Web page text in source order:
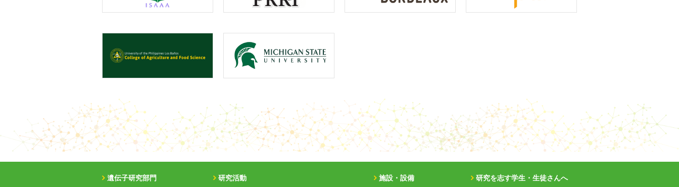
遺伝子研究部門 研究活動 施設・設備 研究を志す学生・生徒さんへ